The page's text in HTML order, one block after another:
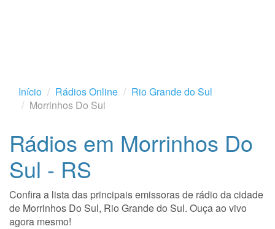
Início Rádios Online
Rio Grande do Sul
Morrinhos Do Sul
Rádios em Morrinhos Do
Sul - RS
Confira a lista das principais emissoras de rádio da cidade
de Morrinhos Do Sul, Rio Grande do Sul. Ouça ao vivo
agora mesmo!